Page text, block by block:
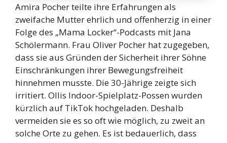
Amira Pocher teilte ihre Erfahrungen als
zweifache Mutter ehrlich und offenherzig in einer
Folge des „Mama Locker“-Podcasts mit Jana
Schölermann. Frau Oliver Pocher hat zugegeben,
dass sie aus Gründen der Sicherheit ihrer Söhne
Einschränkungen ihrer Bewegungsfreiheit
hinnehmen musste. Die 30-Jährige zeigte sich
irritiert. Ollis Indoor-Spielplatz-Possen wurden
kürzlich auf TikTok hochgeladen. Deshalb
vermeiden sie es so oft wie möglich, zu zweit an
solche Orte zu gehen. Es ist bedauerlich, dass